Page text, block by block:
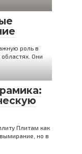
роль в
Они
Плитам как
но в